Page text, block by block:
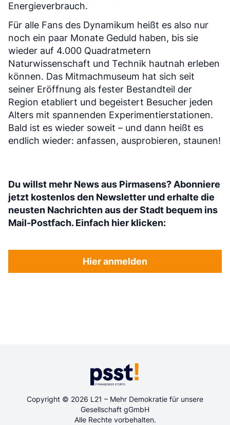
Energieverbrauch.
Für alle Fans des Dynamikum heißt es also nur
noch ein paar Monate Geduld haben, bis sie
wieder auf 4.000 Quadratmetern
Naturwissenschaft und Technik hautnah erleben
können. Das Mitmachmuseum hat sich seit
seiner Eröffnung als fester Bestandteil der
Region etabliert und begeistert Besucher jeden
Alters mit spannenden Experimentierstationen.
Bald ist es wieder soweit – und dann heißt es
endlich wieder: anfassen, ausprobieren, staunen!
Du willst mehr News aus Pirmasens? Abonniere
jetzt kostenlos den Newsletter und erhalte die
neusten Nachrichten aus der Stadt bequem ins
Mail-Postfach. Einfach hier klicken:
Hier anmelden
Copyright © 2026 L21 – Mehr Demokratie für unsere
Gesellschaft gGmbH
Alle Rechte vorbehalten.